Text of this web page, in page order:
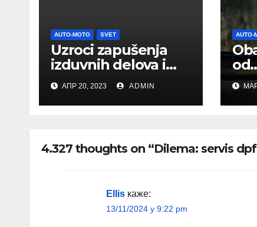
AUTO-MOTO SVET
Uzroci zapušenja
izduvnih delova i
problema sa radom
motora na
automobilu
АПР 20, 2023 ADMIN
AUTO-
od
4.327 thoughts on “Dilema: servis
Ellis каже:
13/11/2024 у 9:22 pm